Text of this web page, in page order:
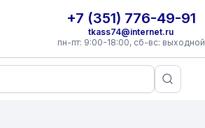
+7 (351) 776-49-91
tkass74@internet.ru
пн-пт: 9:00-18:00, сб-вс: выходной